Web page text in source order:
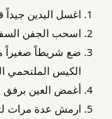
اغسل اليدين جيداً
اسحب الجفن
الكيس الملتحمي
أغمض العين برفق لمدة 1-2 دقيقة
ارمش عدة مرات